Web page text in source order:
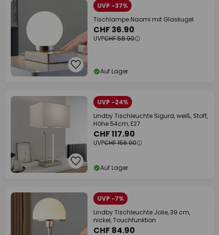
UVP -37%
Tischlampe Naomi mit Glaskugel
CHF 36.90
UVPCHF 58.90
Auf Lager
UVP -24%
Lindby Tischleuchte Sigurd, weiß, Stoff,
Höhe 54cm, E27
CHF 117.90
UVPCHF 156.90
Auf Lager
UVP -7%
Lindby Tischleuchte Jolie, 39 cm,
nickel, Touchfunktion
CHF 84.90